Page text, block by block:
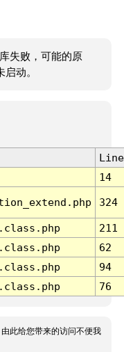
失败，可能的原
动。
Line
14
324
211
62
94
76
此给您带来的访问不便我